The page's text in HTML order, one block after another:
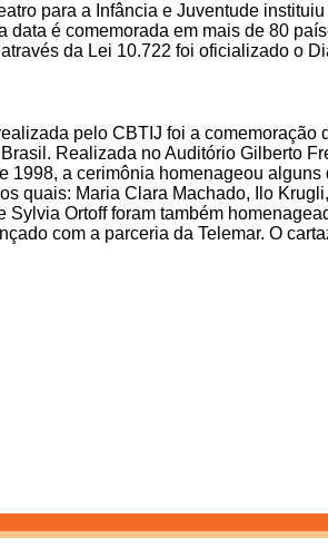
para a Infância e Juventude
data é comemorada em mais de 80
da Lei 10.722 foi oficializado o
pelo CBTIJ foi a comemoração
Realizada no Auditório Gilberto
1998, a cerimônia homenageou
quais: Maria Clara Machado, Ilo
Sylvia Ortoff foram também
com a parceria da Telemar. O